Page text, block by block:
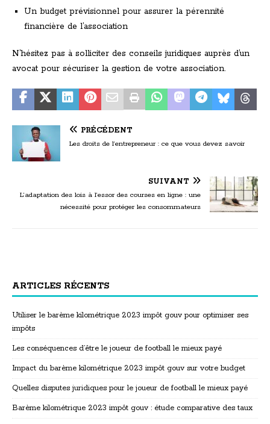
Un budget prévisionnel pour assurer la pérennité
financière de l’association
N’hésitez pas à solliciter des conseils juridiques auprès d’un
avocat pour sécuriser la gestion de votre association.
PRÉCÉDENT
Les droits de l’entrepreneur : ce que vous devez savoir
SUIVANT
L’adaptation des lois à l’essor des courses en ligne : une
nécessité pour protéger les consommateurs
ARTICLES RÉCENTS
Utiliser le barème kilométrique 2023 impôt gouv pour optimiser ses
impôts
Les conséquences d’être le joueur de football le mieux payé
Impact du barème kilométrique 2023 impôt gouv sur votre budget
Quelles disputes juridiques pour le joueur de football le mieux payé
Barème kilométrique 2023 impôt gouv : étude comparative des taux